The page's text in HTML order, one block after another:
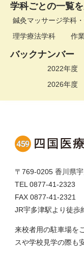
学科ごとの一覧
鍼灸マッサージ学科
理学療法学科
作
バックナンバー
2022年度
2026年度
〒769-0205 香川県
TEL 0877-41-2323
FAX 0877-41-2321
JR宇多津駅より徒歩
来校者用の駐車場を
スや学校見学の際も